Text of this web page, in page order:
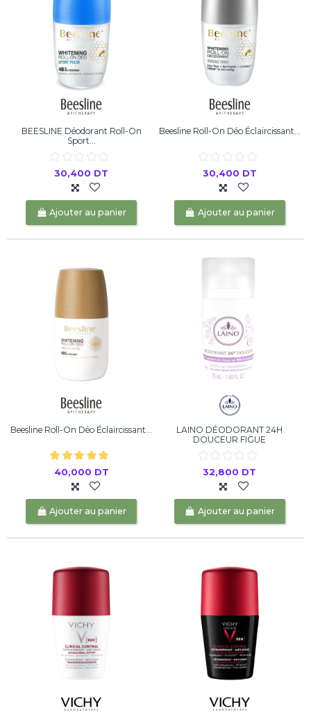
BEESLINE Déodorant Roll-On
Sport...
30,400 DT
Ajouter au panier
Beesline Roll-On Déo Éclaircissant...
30,400 DT
Ajouter au panier
Beesline Roll-On Déo Éclaircissant...
40,000 DT
Ajouter au panier
LAINO DÉODORANT 24H
DOUCEUR FIGUE
32,800 DT
Ajouter au panier